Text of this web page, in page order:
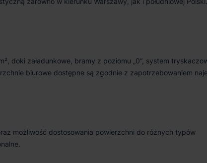
doki załadunkowe, bramy z poziomu „0”, system
biurowe dostępne są zgodnie z zapotrzebowaniem
możliwość dostosowania powierzchni do różnych typów